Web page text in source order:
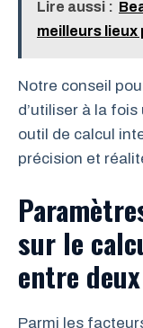
Lire aussi :
meilleurs
Notre conseil
d’utiliser à la
outil de calcul
précision et
sur le
entre
Parmi les